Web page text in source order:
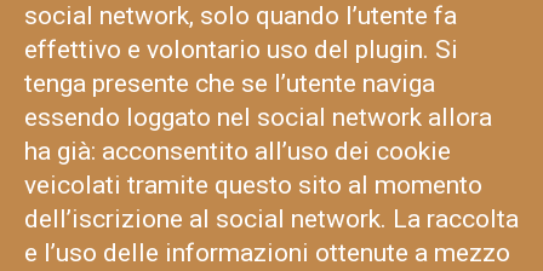
social network, solo quando l’utente fa
effettivo e volontario uso del plugin. Si
tenga presente che se l’utente naviga
essendo loggato nel social network allora
ha già: acconsentito all’uso dei cookie
veicolati tramite questo sito al momento
dell’iscrizione al social network. La raccolta
e l’uso delle informazioni ottenute a mezzo